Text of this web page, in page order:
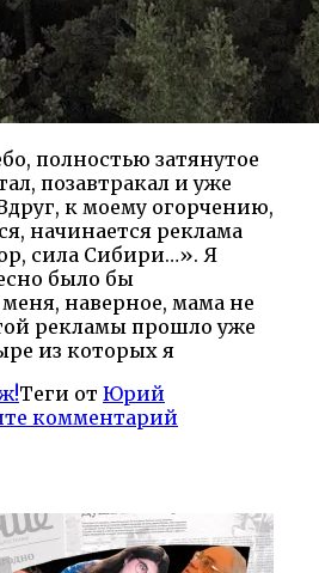
полностью затянутое
позавтракал и уже
к моему огорчению,
начинается реклама
сила Сибири…». Я
было бы
наверное, мама не
рекламы прошло уже
из которых я
Теги от Юрий
комментарий